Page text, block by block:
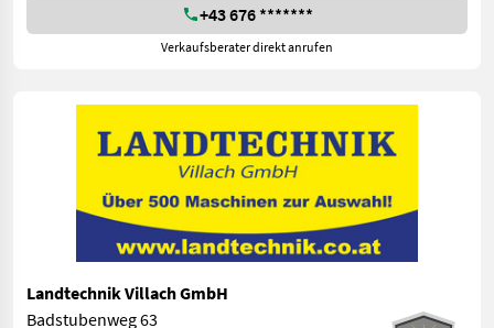
+43 676 *******
Verkaufsberater direkt anrufen
Landtechnik Villach GmbH
Badstubenweg 63